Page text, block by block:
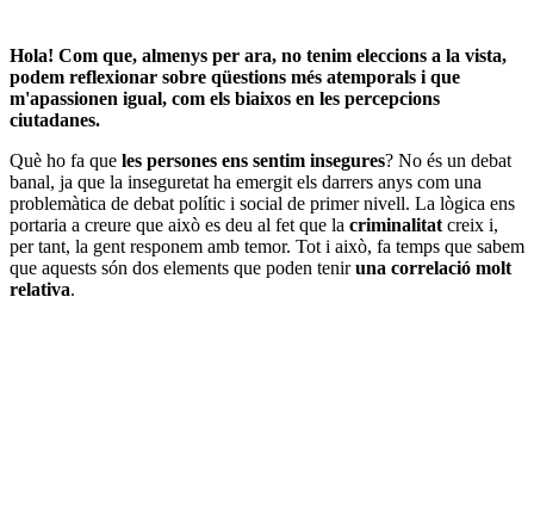
Hola! Com que, almenys per ara, no tenim eleccions a la vista,
podem reflexionar sobre qüestions més atemporals i que
m'apassionen igual, com els biaixos en les percepcions
ciutadanes.
Què ho fa que les persones ens sentim insegures? No és un debat
banal, ja que la inseguretat ha emergit els darrers anys com una
problemàtica de debat polític i social de primer nivell. La lògica ens
portaria a creure que això es deu al fet que la criminalitat creix i,
per tant, la gent responem amb temor. Tot i això, fa temps que sabem
que aquests són dos elements que poden teniruna correlació molt
relativa.